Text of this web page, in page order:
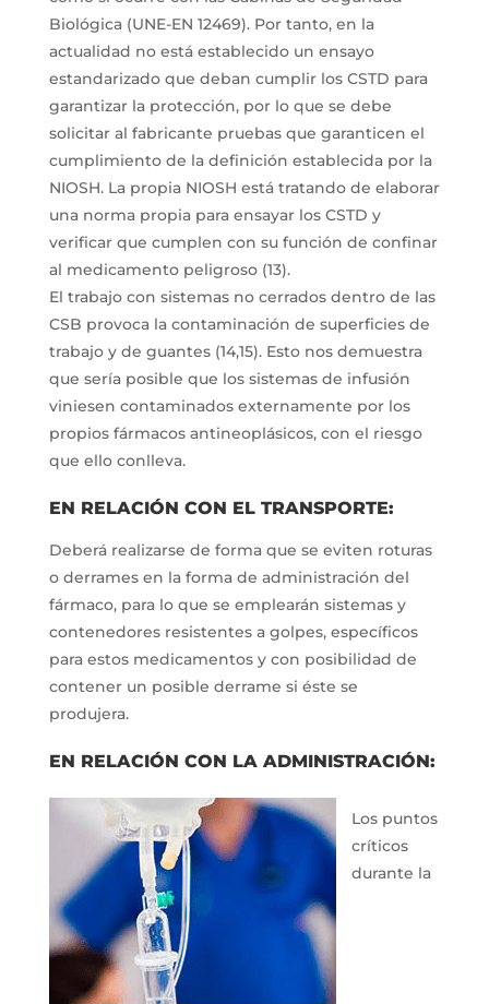
Biológica (UNE-EN 12469). Por tanto, en la
actualidad no está establecido un ensayo
estandarizado que deban cumplir los CSTD para
garantizar la protección, por lo que se debe
solicitar al fabricante pruebas que garanticen el
cumplimiento de la definición establecida por la
NIOSH. La propia NIOSH está tratando de elaborar
una norma propia para ensayar los CSTD y
verificar que cumplen con su función de confinar
al medicamento peligroso (13).
El trabajo con sistemas no cerrados dentro de las
CSB provoca la contaminación de superficies de
trabajo y de guantes (14,15). Esto nos demuestra
que sería posible que los sistemas de infusión
viniesen contaminados externamente por los
propios fármacos antineoplásicos, con el riesgo
que ello conlleva.
EN RELACIÓN CON EL TRANSPORTE:
Deberá realizarse de forma que se eviten roturas
o derrames en la forma de administración del
fármaco, para lo que se emplearán sistemas y
contenedores resistentes a golpes, específicos
para estos medicamentos y con posibilidad de
contener un posible derrame si éste se
produjera.
EN RELACIÓN CON LA ADMINISTRACIÓN:
Los puntos
críticos
durante la